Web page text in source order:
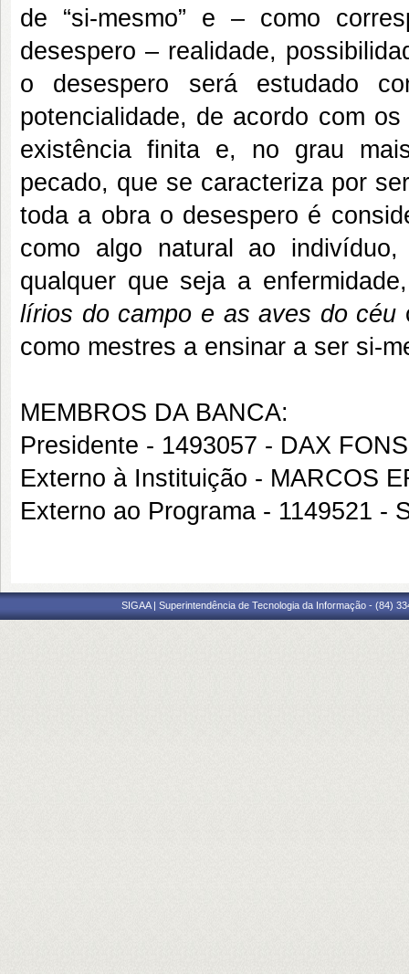
de “si-mesmo” e – como
desespero – realidade,
o desespero será estudado
potencialidade, de acordo com
existência finita e, no grau
pecado, que se caracteriza por
toda a obra o desespero é
como algo natural ao
qualquer que seja a
lírios do campo e as aves do céu
como mestres a ensinar a ser si-
MEMBROS DA BANCA:
Presidente - 1493057 - DAX
Externo à Instituição - MARCOS
Externo ao Programa - 1149521 -
SIGAA | Superintendência de Tecnologia da Informação - (84)